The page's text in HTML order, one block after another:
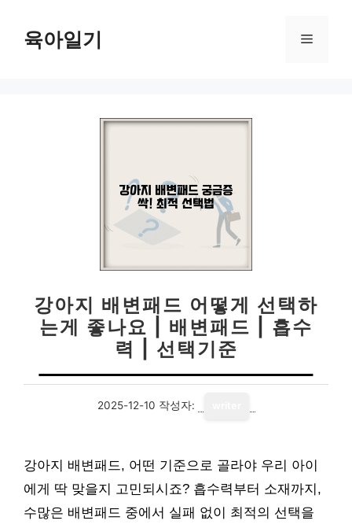
육아일기 메
강아지 배변패드 어떻게 선택하
는게 좋나요 | 배변패드 | 흡수
력 | 선택기준
2025-12-10 작성자:
강아지 배변패드, 어떤 기준으로 골라야 우리 아이
에게 딱 맞을지 고민되시죠? 흡수력부터 소재까지,
수많은 배변패드 중에서 실패 없이 최적의 선택을